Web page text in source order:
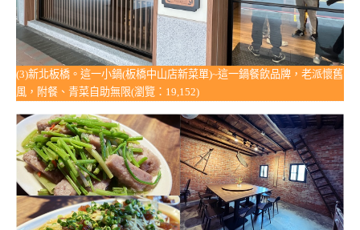
(3)新北板橋。這一小鍋(板橋中山店新菜單)~這一鍋餐飲品牌，老派懷舊
風，附餐、青菜自助無限(瀏覽：19,152)